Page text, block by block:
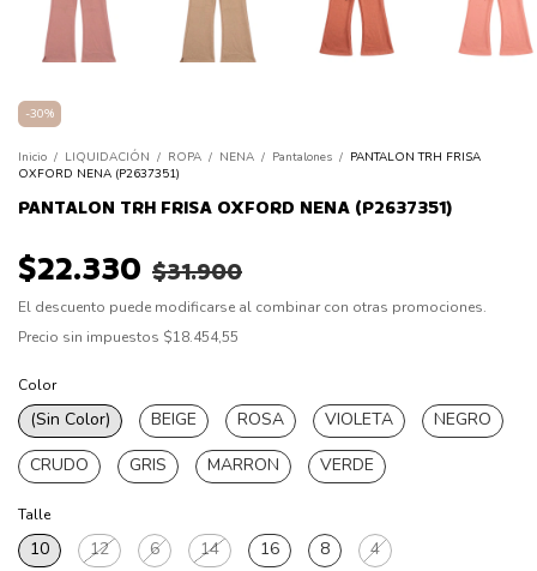
-30%
Inicio / LIQUIDACIÓN / ROPA / NENA / Pantalones / PANTALON TRH FRISA
OXFORD NENA (P2637351)
PANTALON TRH FRISA OXFORD NENA (P2637351)
$22.330 $31.900
El descuento puede modificarse al combinar con otras promociones.
Precio sin impuestos $18.454,55
Color
(Sin Color) BEIGE ROSA VIOLETA
NEGRO
CRUDO
GRIS MARRON VERDE
Talle
10 12 6 14 16 8 4